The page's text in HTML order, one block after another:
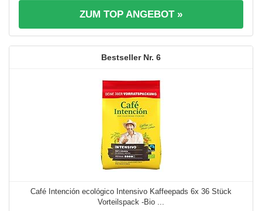
ZUM TOP ANGEBOT »
6
Café Intención ecológico Intensivo Kaffeepads 6x 36 Stück
Vorteilspack -Bio ...